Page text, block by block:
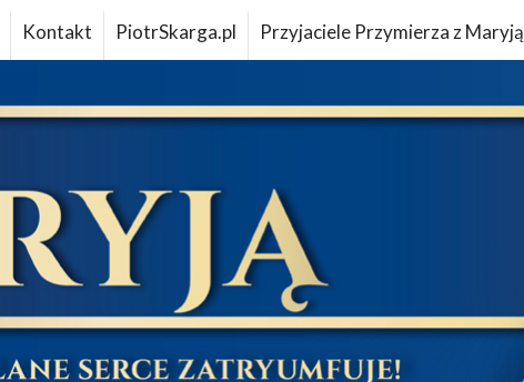
Kontakt PiotrSkarga.pl Przyjaciele Przymierza z Maryją